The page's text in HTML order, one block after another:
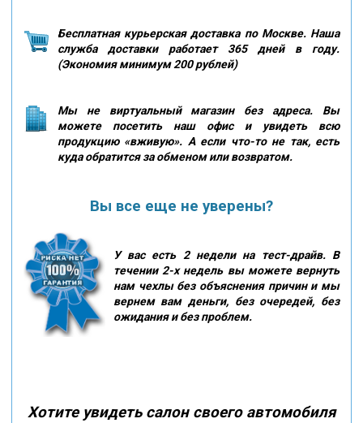
Бесплатная курьерская доставка по Москве. Наша
служба доставки работает 365 дней в году.
(Экономия минимум 200 рублей)
Мы не виртуальный магазин без адреса. Вы
можете посетить наш офис и увидеть всю
продукцию «вживую». А если что-то не так, есть
куда обратится за обменом или возвратом.
Вы все еще не уверены?
У вас есть 2 недели на тест-драйв. В
течении 2-х недель вы можете вернуть
нам чехлы без объяснения причин и мы
вернем вам деньги, без очередей, без
ожидания и без проблем.
Хотите увидеть салон своего автомобиля